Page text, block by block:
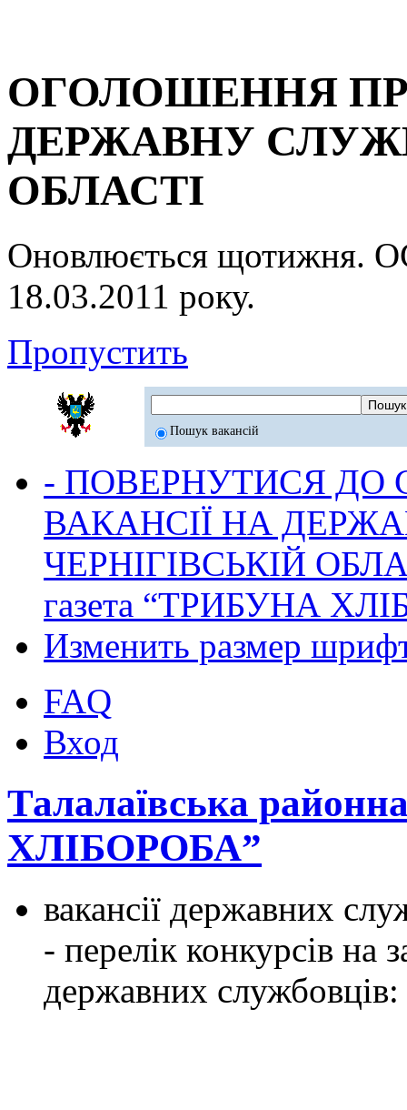
ОГОЛОШЕННЯ
ДЕРЖАВНУ
ОБЛАСТІ
Оновлюється
18.03.2011 року.
Пропустить
Пошук вакансій
- ПОВЕРНУТИСЯ ДО
ВАКАНСІЇ НА
ЧЕРНІГІВСЬКІЙ
газета “ТРИБУНА
Изменить размер
FAQ
Вход
Талалаївська
ХЛІБОРОБА”
вакансії державних
- перелік конкурсів на
державних службовців: